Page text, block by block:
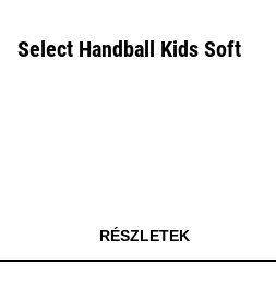
Select Handball Kids Soft
RÉSZLETEK